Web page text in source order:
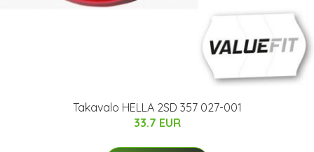
Takavalo HELLA 2SD 357 027-001
33.7 EUR